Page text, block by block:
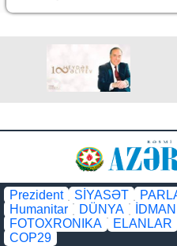
Prezident SİYASƏT
Humanitar
DÜNYA İDMAN
FOTOXRONIKA
ELANLAR
COP29